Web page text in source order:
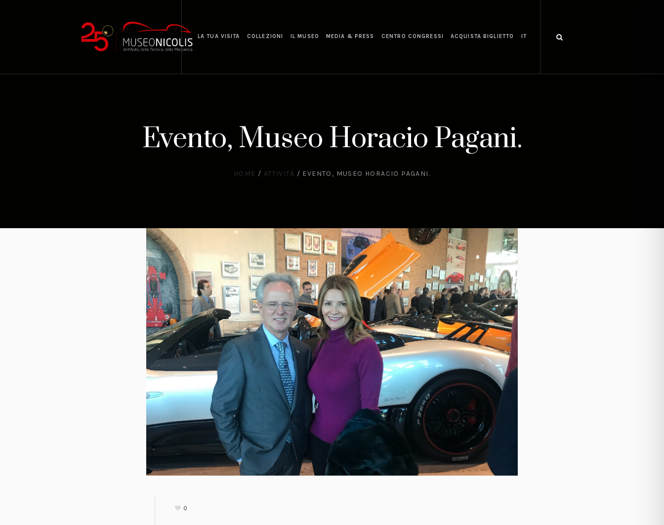
LA TUA VISITA COLLEZIONI IL MUSEO MEDIA & PRESS CENTRO CONGRESSI ACQUISTA BIGLIETTO IT
Evento, Museo Horacio Pagani.
HOME / ATTIVITÀ / EVENTO, MUSEO HORACIO PAGANI.
0